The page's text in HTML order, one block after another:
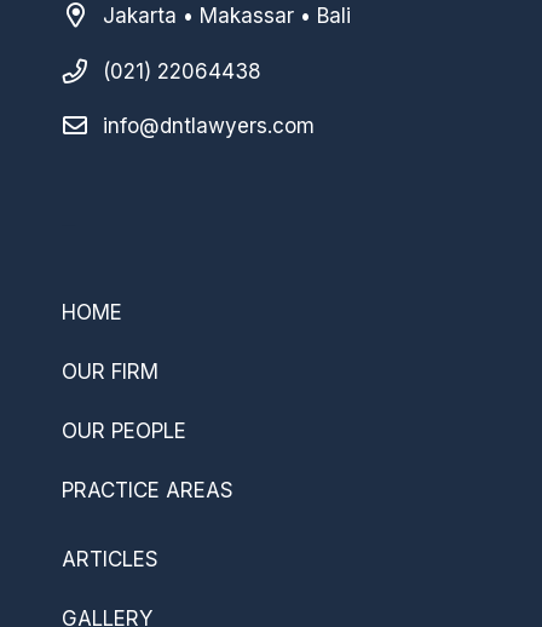
Jakarta • Makassar • Bali
(021) 22064438
info@dntlawyers.com
HOME
OUR FIRM
OUR PEOPLE
PRACTICE AREAS
ARTICLES
GALLERY